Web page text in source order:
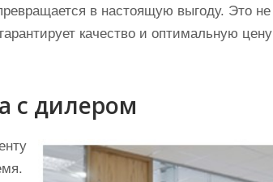
в настоящую выгоду. Это не
качество и оптимальную цену
с дилером